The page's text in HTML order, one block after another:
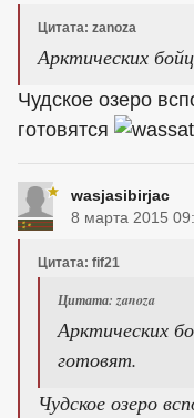
Цитата: zanoza
Арктических
Чудское озеро
готовятся
wasjasibirjac
8 марта 2015
Цитата: fif21
Цитата: zanoza
Арктических
готовят.
Чудское озеро